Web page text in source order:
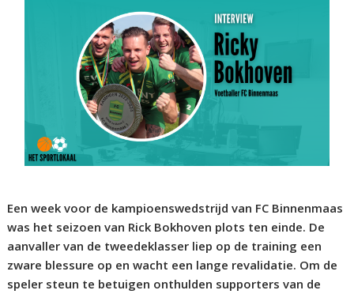
Een week voor de kampioenswedstrijd van FC Binnenmaas
was het seizoen van Rick Bokhoven plots ten einde. De
aanvaller van de tweedeklasser liep op de training een
zware blessure op en wacht een lange revalidatie. Om de
speler steun te betuigen onthulden supporters van de